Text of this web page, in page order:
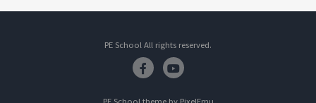
PE School All rights reserved.